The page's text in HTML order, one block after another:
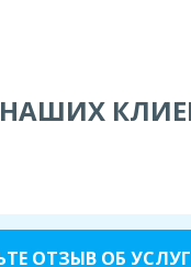
ОТЗЫВ ОБ